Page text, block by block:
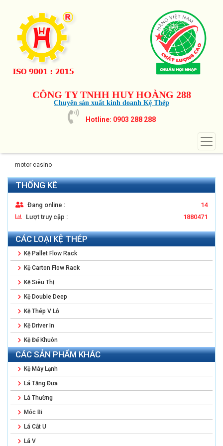
CÔNG TY TNHH HUY HOÀNG 288
Chuyên sản xuất kinh doanh Kệ Thép
Hotline: 0903 288 288
THỐNG KÊ
Đang online :
14
Lượt truy cập :
1880471
CÁC LOẠI KỆ THÉP
Kệ Pallet Flow Rack
Kệ Carton Flow Rack
Kệ Siêu Thị
Kệ Double Deep
Kệ Thép V Lỗ
Kệ Driver In
Kệ Để Khuôn
CÁC SẢN PHẨM KHÁC
Kệ Máy Lạnh
Lá Tăng Đưa
Lá Thường
Móc Bi
Lá Cắt U
Lá V
motor casino